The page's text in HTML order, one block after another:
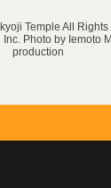
Temple All Rights
Photo by Iemoto
production